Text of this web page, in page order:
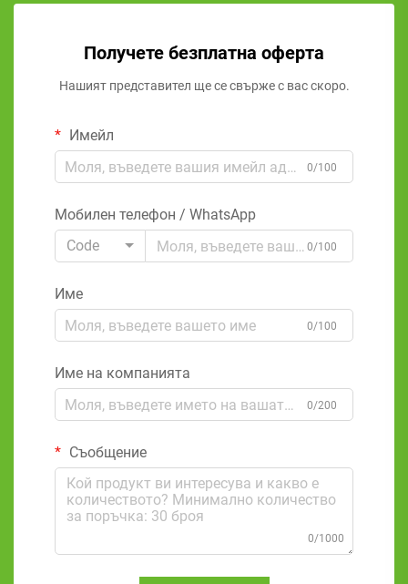
Получете безплатна оферта
Нашият представител ще се свърже с вас скоро.
Имейл
0/100
Мобилен телефон / WhatsApp
Code
0/100
Име
0/100
Име на компанията
0/200
Съобщение
0/1000